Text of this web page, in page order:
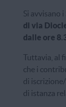
Si avvisano
di via
dalle ore
Tuttavia, al
che i
di
di istanza